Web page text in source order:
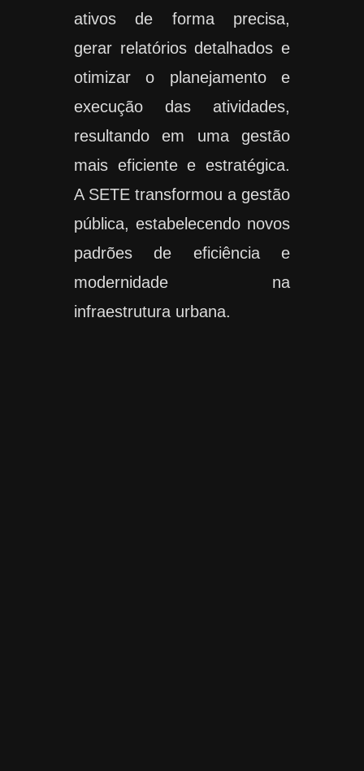
ativos de forma precisa,
gerar relatórios detalhados e
otimizar o planejamento e
execução das atividades,
resultando em uma gestão
mais eficiente e estratégica.
A SETE transformou a gestão
pública, estabelecendo novos
padrões de eficiência e
modernidade na
infraestrutura urbana.